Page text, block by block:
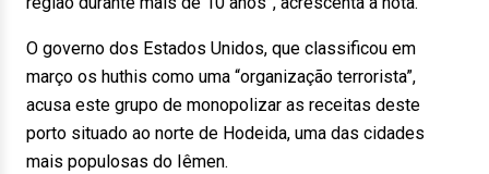
O governo dos Estados Unidos, que classificou em
março os huthis como uma “organização terrorista”,
acusa este grupo de monopolizar as receitas deste
porto situado ao norte de Hodeida, uma das cidades
mais populosas do Iêmen.